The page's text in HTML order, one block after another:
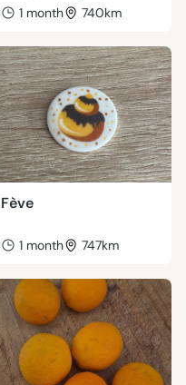
1 month 740km
Fève
1 month 747km